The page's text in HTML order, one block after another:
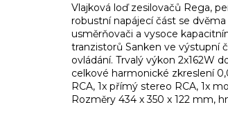
Vlajková loď zesilovačů Rega,
robustní napájecí část se
usměrňovači a vysoce
tranzistorů Sanken ve výstupní
ovládání. Trvalý výkon 2x162W
celkové harmonické zkreslení
RCA, 1x přímý stereo RCA, 1x
Rozměry 434 x 350 x 122 mm,